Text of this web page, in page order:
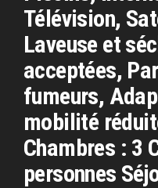
Télévision,
Laveuse et
acceptées,
fumeurs,
mobilité
Chambres : 3
personnes